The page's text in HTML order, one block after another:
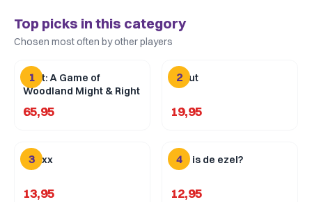
Top picks in this category
Chosen most often by other players
1
Root: A Game of
Woodland Might & Right
65,95
2
Scout
19,95
3
Qwixx
13,95
4
Wie is de ezel?
12,95